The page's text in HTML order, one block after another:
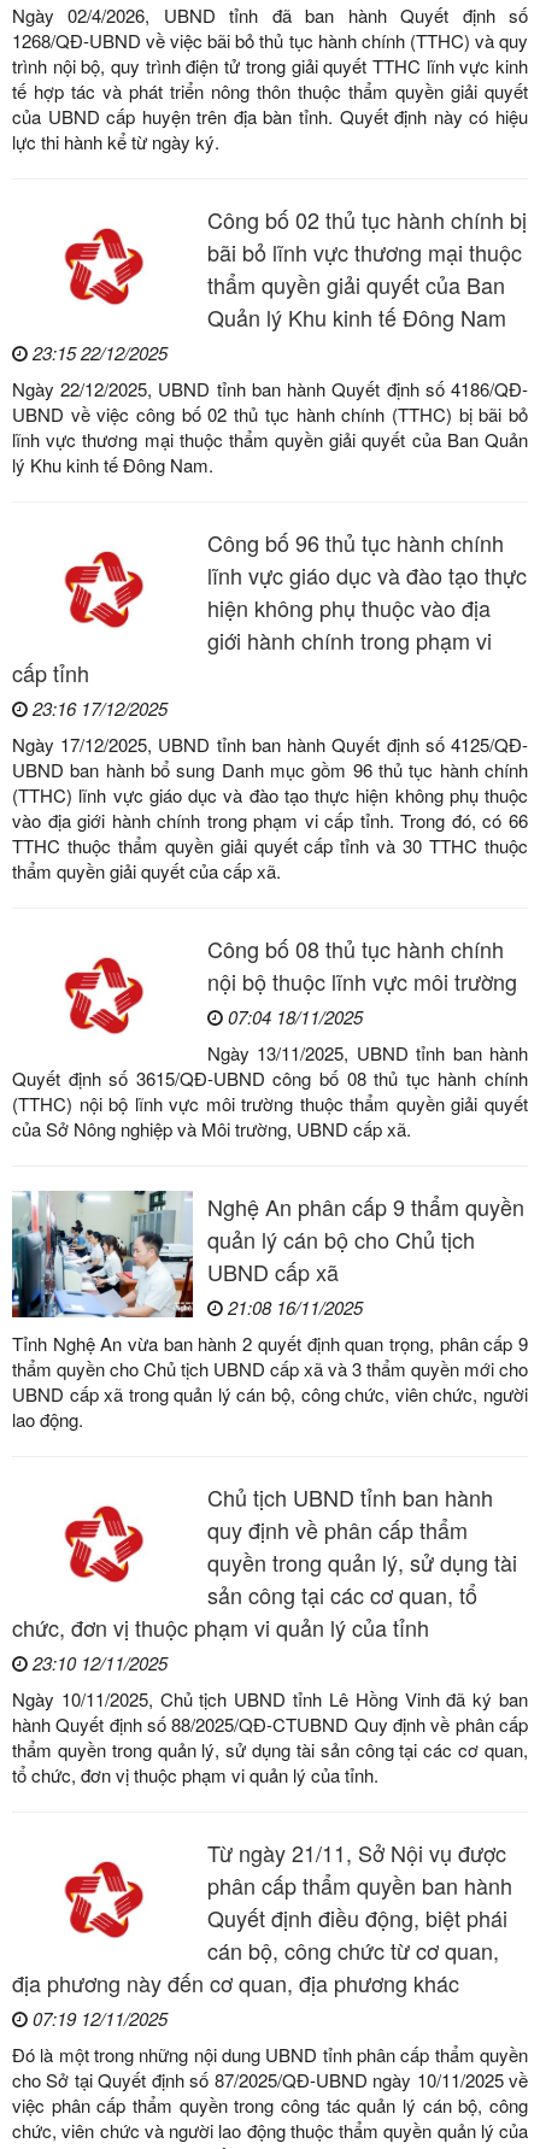
Ngày 02/4/2026, UBND tỉnh đã ban hành Quyết định số
1268/QĐ-UBND về việc bãi bỏ thủ tục hành chính (TTHC) và quy
trình nội bộ, quy trình điện tử trong giải quyết TTHC lĩnh vực kinh
tế hợp tác và phát triển nông thôn thuộc thẩm quyền giải quyết
của UBND cấp huyện trên địa bàn tỉnh. Quyết định này có hiệu
lực thi hành kể từ ngày ký.
Công bố 02 thủ tục hành chính bị
bãi bỏ lĩnh vực thương mại thuộc
thẩm quyền giải quyết của Ban
Quản lý Khu kinh tế Đông Nam
23:15 22/12/2025
Ngày 22/12/2025, UBND tỉnh ban hành Quyết định số 4186/QĐ-
UBND về việc công bố 02 thủ tục hành chính (TTHC) bị bãi bỏ
lĩnh vực thương mại thuộc thẩm quyền giải quyết của Ban Quản
lý Khu kinh tế Đông Nam.
Công bố 96 thủ tục hành chính
lĩnh vực giáo dục và đào tạo thực
hiện không phụ thuộc vào địa
giới hành chính trong phạm vi
cấp tỉnh
23:16 17/12/2025
Ngày 17/12/2025, UBND tỉnh ban hành Quyết định số 4125/QĐ-
UBND ban hành bổ sung Danh mục gồm 96 thủ tục hành chính
(TTHC) lĩnh vực giáo dục và đào tạo thực hiện không phụ thuộc
vào địa giới hành chính trong phạm vi cấp tỉnh. Trong đó, có 66
TTHC thuộc thẩm quyền giải quyết cấp tỉnh và 30 TTHC thuộc
thẩm quyền giải quyết của cấp xã.
Công bố 08 thủ tục hành chính
nội bộ thuộc lĩnh vực môi trường
07:04 18/11/2025
Ngày 13/11/2025, UBND tỉnh ban hành
Quyết định số 3615/QĐ-UBND công bố 08 thủ tục hành chính
(TTHC) nội bộ lĩnh vực môi trường thuộc thẩm quyền giải quyết
của Sở Nông nghiệp và Môi trường, UBND cấp xã.
Nghệ An phân cấp 9 thẩm quyền
quản lý cán bộ cho Chủ tịch
UBND cấp xã
21:08 16/11/2025
Tỉnh Nghệ An vừa ban hành 2 quyết định quan trọng, phân cấp 9
thẩm quyền cho Chủ tịch UBND cấp xã và 3 thẩm quyền mới cho
UBND cấp xã trong quản lý cán bộ, công chức, viên chức, người
lao động.
Chủ tịch UBND tỉnh ban hành
quy định về phân cấp thẩm
quyền trong quản lý, sử dụng tài
sản công tại các cơ quan, tổ
chức, đơn vị thuộc phạm vi quản lý của tỉnh
23:10 12/11/2025
Ngày 10/11/2025, Chủ tịch UBND tỉnh Lê Hồng Vinh đã ký ban
hành Quyết định số 88/2025/QĐ-CTUBND Quy định về phân cấp
thẩm quyền trong quản lý, sử dụng tài sản công tại các cơ quan,
tổ chức, đơn vị thuộc phạm vi quản lý của tỉnh.
Từ ngày 21/11, Sở Nội vụ được
phân cấp thẩm quyền ban hành
Quyết định điều động, biệt phái
cán bộ, công chức từ cơ quan,
địa phương này đến cơ quan, địa phương khác
07:19 12/11/2025
Đó là một trong những nội dung UBND tỉnh phân cấp thẩm quyền
cho Sở tại Quyết định số 87/2025/QĐ-UBND ngày 10/11/2025 về
việc phân cấp thẩm quyền trong công tác quản lý cán bộ, công
chức, viên chức và người lao động thuộc thẩm quyền quản lý của